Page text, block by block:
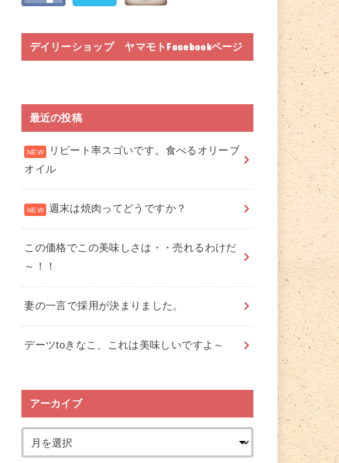
デイリーショップ ヤマモトFacebookページ
最近の投稿
リピート率スゴいです。食べるオリーブ
オイル
週末は焼肉ってどうですか？
この価格でこの美味しさは・・売れるわけだ
～！！
妻の一言で採用が決まりました。
デーツtoきなこ、これは美味しいですよ～
アーカイブ